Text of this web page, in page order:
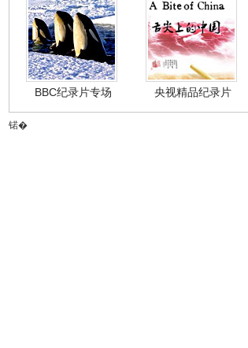
BBC纪录片专场 央视精品纪录片
锘�